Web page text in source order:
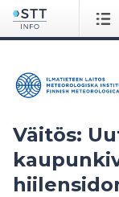
Väitös: